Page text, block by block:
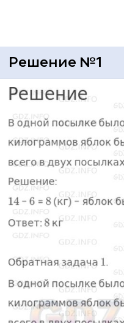
Решение №1